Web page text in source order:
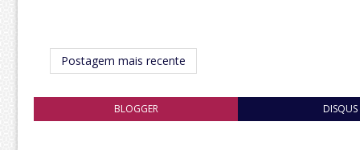
Postagem mais recente
BLOGGER DISQUS